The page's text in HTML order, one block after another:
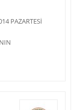
PAZARTESİ